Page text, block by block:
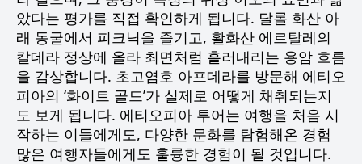
았다는 평가를 직접 확인하게 됩니다. 달롤 화산 아
래 동굴에서 피크닉을 즐기고, 활화산 에르탈레의
칼데라 정상에 올라 최면처럼 흘러내리는 용암 흐름
을 감상합니다. 초고염호 아프데라를 방문해 에티오
피아의 ‘화이트 골드’가 실제로 어떻게 채취되는지
도 보게 됩니다. 에티오피아 투어는 여행을 처음 시
작하는 이들에게도, 다양한 문화를 탐험해온 경험
많은 여행자들에게도 훌륭한 경험이 될 것입니다.